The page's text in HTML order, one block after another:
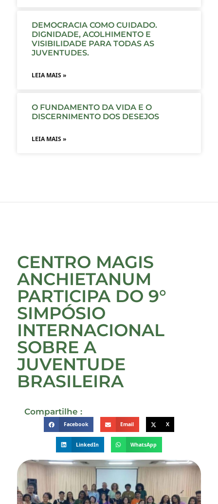
DEMOCRACIA COMO CUIDADO.
DIGNIDADE, ACOLHIMENTO E
VISIBILIDADE PARA TODAS AS
JUVENTUDES.
LEIA MAIS »
O FUNDAMENTO DA VIDA E O
DISCERNIMENTO DOS DESEJOS
LEIA MAIS »
CENTRO MAGIS
ANCHIETANUM
PARTICIPA DO 9°
SIMPÓSIO
INTERNACIONAL
SOBRE A
JUVENTUDE
BRASILEIRA
Compartilhe :
Facebook Email X
LinkedIn WhatsApp